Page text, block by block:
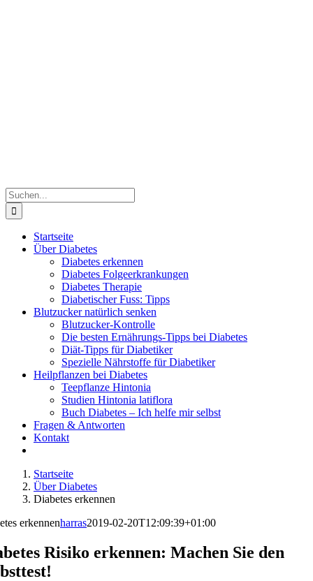
Suche
nach:
Startseite
Über Diabetes
Diabetes erkennen
Diabetes Folgeerkrankungen
Diabetes Therapie
Diabetischer Fuss: Tipps
Blutzucker natürlich senken
Blutzucker-Kontrolle
Die besten Ernährungs-Tipps bei Diabetes
Diät-Tipps für Diabetiker
Spezielle Nährstoffe für Diabetiker
Heilpflanzen bei Diabetes
Teepflanze Hintonia
Studien Hintonia latiflora
Buch Diabetes – Ich helfe mir selbst
Fragen & Antworten
Kontakt
Startseite
Über Diabetes
Diabetes erkennen
erkennenharras2019-02-20T12:09:39+01:00
Risiko erkennen: Machen Sie den